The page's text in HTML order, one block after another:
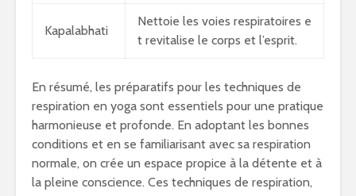
Kapalabhati
Nettoie les voies respiratoires e
t revitalise le corps et l’esprit.
En résumé, les préparatifs pour les techniques de
respiration en yoga sont essentiels pour une pratique
harmonieuse et profonde. En adoptant les bonnes
conditions et en se familiarisant avec sa respiration
normale, on crée un espace propice à la détente et à
la pleine conscience. Ces techniques de respiration,